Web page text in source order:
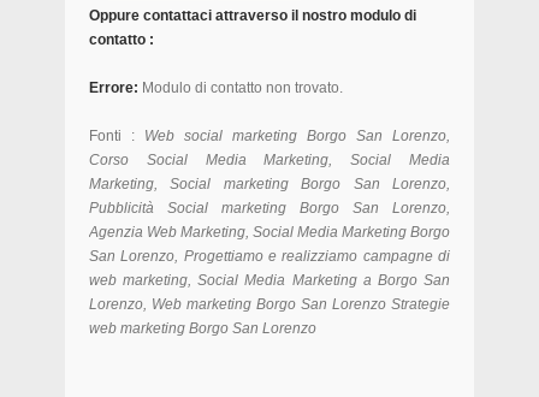
Oppure contattaci attraverso il nostro modulo di
contatto :
Errore: Modulo di contatto non trovato.
Fonti : Web social marketing Borgo San Lorenzo,
Corso Social Media Marketing, Social Media
Marketing, Social marketing Borgo San Lorenzo,
Pubblicità Social marketing Borgo San Lorenzo,
Agenzia Web Marketing, Social Media Marketing Borgo
San Lorenzo, Progettiamo e realizziamo campagne di
web marketing, Social Media Marketing a Borgo San
Lorenzo, Web marketing Borgo San Lorenzo Strategie
web marketing Borgo San Lorenzo